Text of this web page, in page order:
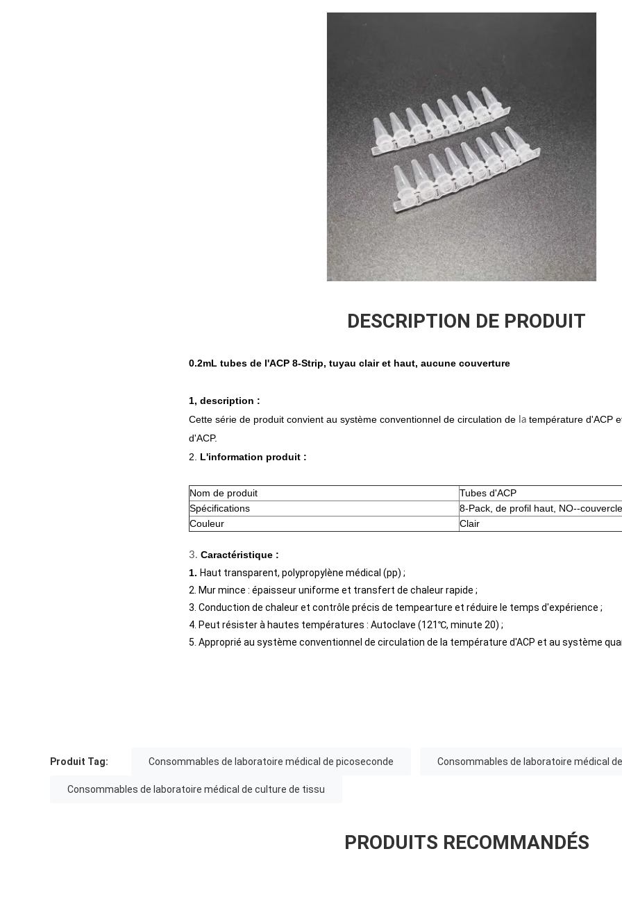
DESCRIPTION DE PRODUIT
0.2mL tubes de l'ACP 8-Strip, tuyau clair et haut, aucune couverture
1, description :
Cette série de produit convient au système conventionnel de circulation de la température d'ACP
d'ACP.
2. L'information produit :
Nom de produit
Tubes d'ACP
Spécifications
8-Pack, de profil haut, NO--couvercle
Couleur
Clair
3. Caractéristique :
1. Haut transparent, polypropylène médical (pp) ;
2. Mur mince : épaisseur uniforme et transfert de chaleur rapide ;
3. Conduction de chaleur et contrôle précis de tempearture et réduire le temps d'expérience ;
4. Peut résister à hautes températures : Autoclave (121℃, minute 20) ;
5. Approprié au système conventionnel de circulation de la température d'ACP et au système
Produit Tag: Consommables de laboratoire médical de picoseconde Consommables de laboratoire médical de
Consommables de laboratoire médical de culture de tissu
PRODUITS RECOMMANDÉS